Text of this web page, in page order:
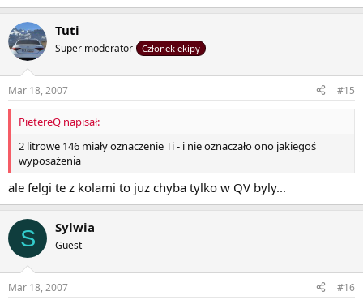
Tuti
Super moderator Członek ekipy
Mar 18, 2007 #15
PietereQ napisał:
2 litrowe 146 miały oznaczenie Ti - i nie oznaczało ono jakiegoś
wyposażenia
ale felgi te z kolami to juz chyba tylko w QV byly...
S Sylwia
Guest
Mar 18, 2007 #16